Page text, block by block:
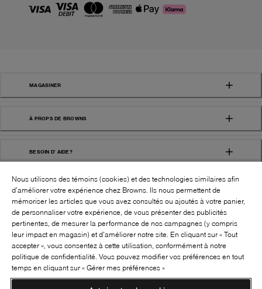
MAGASINER
À PROPS DE BROWNS
BESOIN D' AIDE?
BROWNS SHOES INC. TOUS DROITS
RÉSERVÉS
SUIVEZ-NOUS!:
Nous utilisons des témoins (cookies) et des technologies similaires afin
d’améliorer votre expérience chez Browns. Ils nous permettent de
mémoriser les articles que vous avez consultés ou ajoutés à votre panier,
de personnaliser votre expérience, de vous présenter des publicités
pertinentes, de mesurer la performance de nos campagnes (y compris
leur impact en magasin) et d’améliorer notre site. En cliquant sur « Tout
accepter », vous consentez à cette utilisation, conformément à notre
politique de confidentialité. Vous pouvez modifier vos préférences en tout
temps en cliquant sur « Gérer mes préférences »